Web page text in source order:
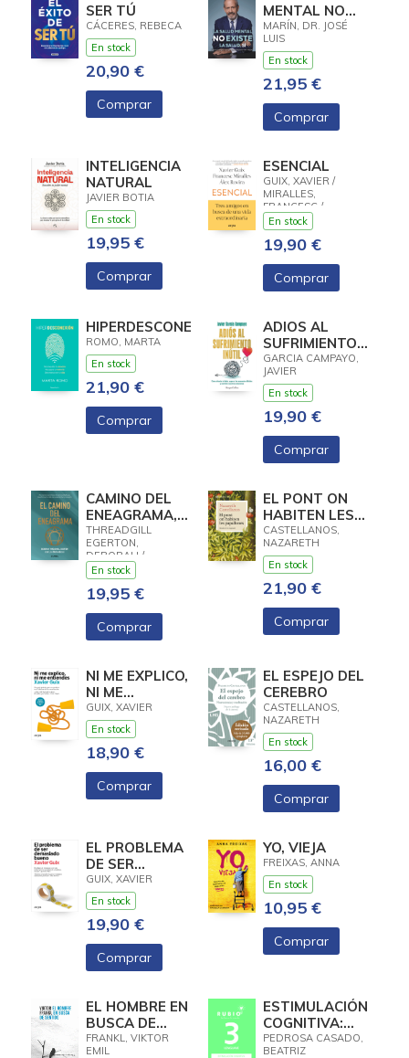
SER TÚ
CÁCERES, REBECA
En stock
20,90 €
Comprar
MENTAL NO
EXISTE. LA
SALUD, SÍ
MARÍN, DR. JOSÉ
LUIS
En stock
21,95 €
Comprar
INTELIGENCIA
NATURAL
JAVIER BOTIA
En stock
19,95 €
Comprar
ESENCIAL
GUIX, XAVIER /
MIRALLES,
FRANCESC /
ROVIRA, ÁLEX
En stock
19,90 €
Comprar
HIPERDESCONEXIÓN
ROMO, MARTA
En stock
21,90 €
Comprar
ADIOS AL
SUFRIMIENTO
INUTIL
GARCIA CAMPAYO,
JAVIER
En stock
19,90 €
Comprar
CAMINO DEL
ENEAGRAMA,
EL
THREADGILL
EGERTON,
DEBORAH /
MOHANDESSI, LISI
En stock
19,95 €
Comprar
EL PONT ON
HABITEN LES
PAPALLONES
CASTELLANOS,
NAZARETH
En stock
21,90 €
Comprar
NI ME EXPLICO,
NI ME
ENTIENDES
GUIX, XAVIER
En stock
18,90 €
Comprar
EL ESPEJO DEL
CEREBRO
CASTELLANOS,
NAZARETH
En stock
16,00 €
Comprar
EL PROBLEMA
DE SER
DEMASIADO
BUENO
GUIX, XAVIER
En stock
19,90 €
Comprar
YO, VIEJA
FREIXAS, ANNA
En stock
10,95 €
Comprar
EL HOMBRE EN
BUSCA DE
SENTIDO
FRANKL, VIKTOR
EMIL
ESTIMULACIÓN
COGNITIVA:
LENGUAJE 3
PEDROSA CASADO,
BEATRIZ